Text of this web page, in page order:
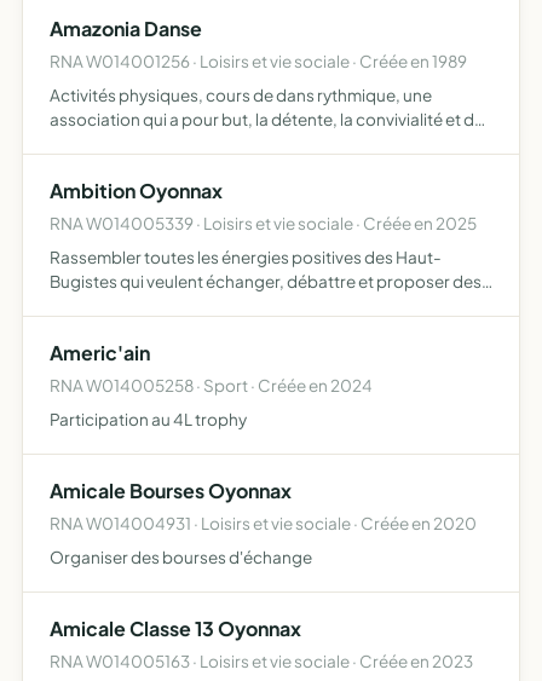
Amazonia Danse
RNA W014001256 · Loisirs et vie sociale · Créée en 1989
Activités physiques, cours de dans rythmique, une
association qui a pour but, la détente, la convivialité et des
Ambition Oyonnax
RNA W014005339 · Loisirs et vie sociale · Créée en 2025
Rassembler toutes les énergies positives des Haut-
Bugistes qui veulent échanger, débattre et proposer des
et…
Americ'ain
RNA W014005258 · Sport · Créée en 2024
Participation au 4L trophy
Amicale Bourses Oyonnax
RNA W014004931 · Loisirs et vie sociale · Créée en 2020
Organiser des bourses d'échange
Amicale Classe 13 Oyonnax
RNA W014005163 · Loisirs et vie sociale · Créée en 2023